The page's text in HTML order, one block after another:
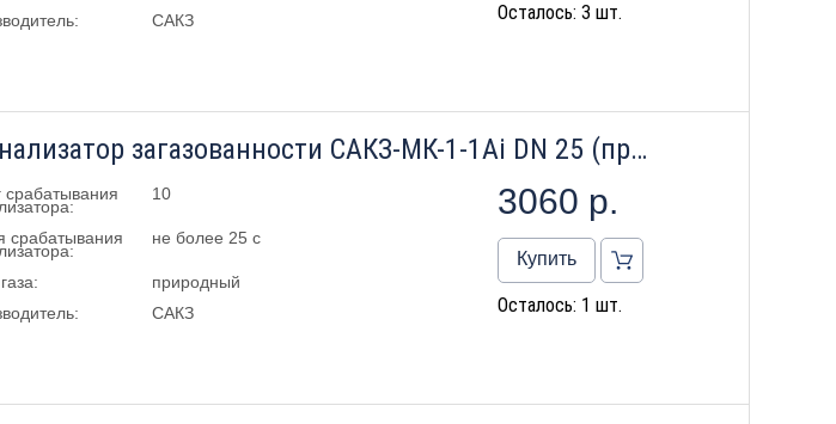
САКЗ Осталось: 3 шт.
Сигнализатор загазованности САКЗ-МК-1-1Аi DN 25 (природный газ) Бытовой 2026 01
срабатывания 10
срабатывания не более 25 с
природный
САКЗ
3060 р.
Купить
Осталось: 1 шт.